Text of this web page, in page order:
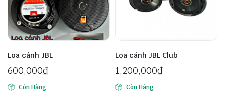
Loa cánh JBL
600,000₫
Còn Hàng
Loa cánh JBL Club
1,200,000₫
Còn Hàng